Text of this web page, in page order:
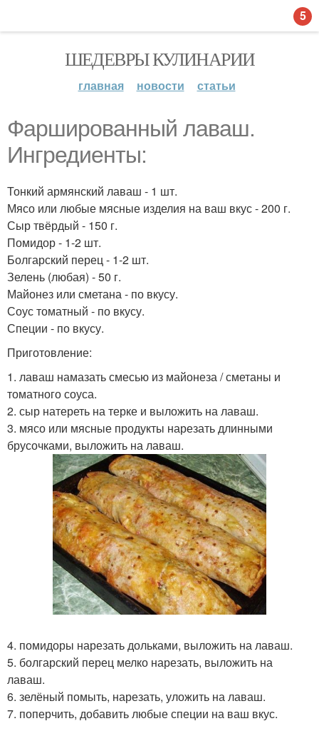
ШЕДЕВРЫ КУЛИНАРИИ
главная новости статьи
Фаршированный лаваш.
Ингредиенты:
Тонкий армянский лаваш - 1 шт.
Мясо или любые мясные изделия на ваш вкус - 200 г.
Сыр твёрдый - 150 г.
Помидор - 1-2 шт.
Болгарский перец - 1-2 шт.
Зелень (любая) - 50 г.
Майонез или сметана - по вкусу.
Соус томатный - по вкусу.
Специи - по вкусу.
Приготовление:
1. лаваш намазать смесью из майонеза / сметаны и
томатного соуса.
2. сыр натереть на терке и выложить на лаваш.
3. мясо или мясные продукты нарезать длинными
брусочками, выложить на лаваш.
4. помидоры нарезать дольками, выложить на лаваш.
5. болгарский перец мелко нарезать, выложить на
лаваш.
6. зелёный помыть, нарезать, уложить на лаваш.
7. поперчить, добавить любые специи на ваш вкус.
5